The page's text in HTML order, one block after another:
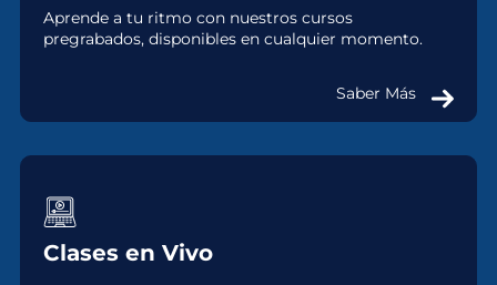
Aprende a tu ritmo con nuestros cursos
pregrabados, disponibles en cualquier momento.
Saber Más
Clases en Vivo